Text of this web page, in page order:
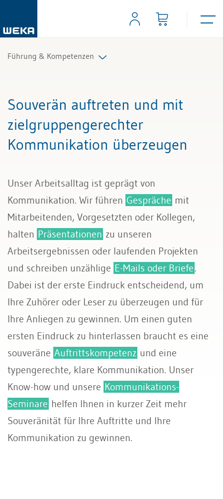
Führung & Kompetenzen
Selbstmanagement
Kommunikation und Auftritt
Souverän auftreten und mit
zielgruppengerechter
Kommunikation überzeugen
Unser Arbeitsalltag ist geprägt von
Kommunikation. Wir führen Gespräche mit
Mitarbeitenden, Vorgesetzten oder Kollegen,
halten Präsentationen zu unseren
Arbeitsergebnissen oder laufenden Projekten
und schreiben unzählige E-Mails oder Briefe.
Dabei ist der erste Eindruck entscheidend, um
Ihre Zuhörer oder Leser zu überzeugen und für
Ihre Anliegen zu gewinnen. Um einen guten
ersten Eindruck zu hinterlassen braucht es eine
souveräne Auftrittskompetenz und eine
typengerechte, klare Kommunikation. Unser
Know-how und unsere Kommunikations-
Seminare helfen Ihnen in kurzer Zeit mehr
Souveränität für Ihre Auftritte und Ihre
Kommunikation zu gewinnen.